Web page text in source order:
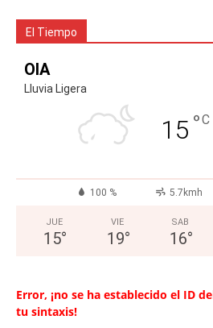
El Tiempo
OIA
Lluvia Ligera
15 °C
100 % 5.7kmh
JUE
15°
VIE
19°
SAB
16°
Error, ¡no se ha establecido el ID
tu sintaxis!